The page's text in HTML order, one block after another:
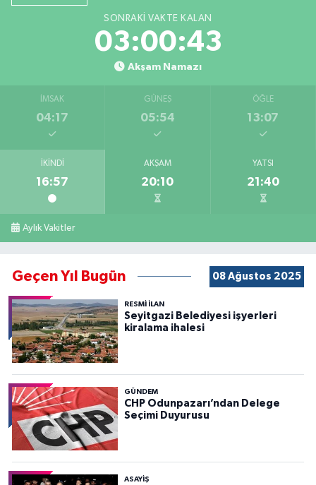
SONRAKI VAKTE KALAN
03:00:42
Akşam Namazı
İMSAK
04:17
GÜNEŞ
05:54
ÖĞLE
13:07
İKINDI
16:57
AKŞAM
20:10
YATSI
21:40
Aylık Vakitler
Geçen Yıl Bugün 08 Ağustos 2025
RESMİ İLAN
Seyitgazi Belediyesi işyerleri
kiralama ihalesi
GÜNDEM
CHP Odunpazarı’ndan Delege
Seçimi Duyurusu
ASAYİŞ